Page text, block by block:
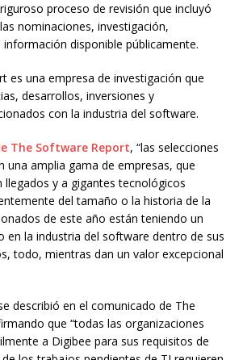
proceso de revisión que incluyó
nominaciones, investigación,
disponible públicamente.
es una empresa de investigación que
desarrollos, inversiones y
con la industria del software.
The Software Report, “las selecciones
una amplia gama de empresas, que
llegados y a gigantes tecnológicos
del tamaño o la historia de la
de este año están teniendo un
en la industria del software dentro de sus
todo, mientras dan un valor excepcional
describió en el comunicado de The
que “todas las organizaciones
a Digibee para sus requisitos de